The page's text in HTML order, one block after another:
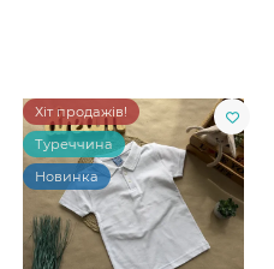
Хіт продажів!
Туреччина
Новинка